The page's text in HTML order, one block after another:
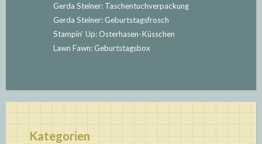
Gerda Steiner: Taschentuchverpackung
Gerda Steiner: Geburtstagsfrosch
Stampin‘ Up: Osterhasen-Küsschen
Lawn Fawn: Geburtstagsbox
Kategorien